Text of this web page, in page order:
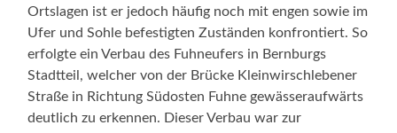
Ortslagen ist er jedoch häufig noch mit engen sowie im
Ufer und Sohle befestigten Zuständen konfrontiert. So
erfolgte ein Verbau des Fuhneufers in Bernburgs
Stadtteil, welcher von der Brücke Kleinwirschlebener
Straße in Richtung Südosten Fuhne gewässeraufwärts
deutlich zu erkennen. Dieser Verbau war zur